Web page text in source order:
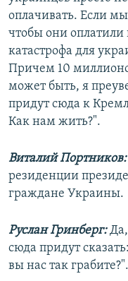
оплачивать. Если
чтобы они оплатили
катастрофа для
Причем 10
может быть, я
придут сюда к
Как нам жить?".
Виталий Портников:
резиденции
граждане Украины.
Руслан Гринберг:Да,
сюда придут
вы нас так грабите?".